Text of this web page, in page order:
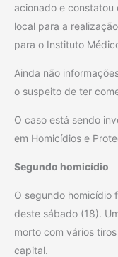
acionado e constatou
local para a
para o Instituto
Ainda não
o suspeito de ter
O caso está sendo
em Homicídios e
Segundo homicídio
O segundo homicídio
deste sábado (18).
morto com vários
capital.